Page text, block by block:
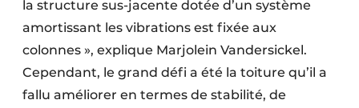
la structure sus-jacente dotée d’un système
amortissant les vibrations est fixée aux
colonnes », explique Marjolein Vandersickel.
Cependant, le grand défi a été la toiture qu’il a
fallu améliorer en termes de stabilité, de